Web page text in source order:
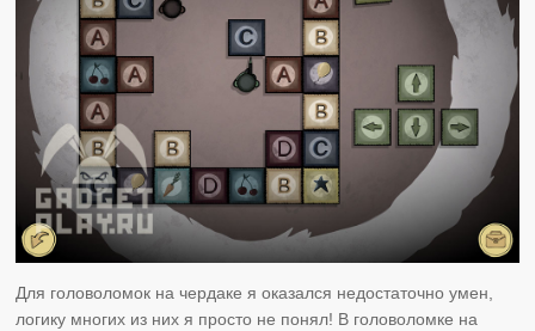
Для головоломок на чердаке я оказался недостаточно умен,
логику многих из них я просто не понял! В головоломке на